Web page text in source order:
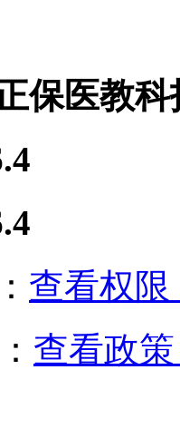
保医教
查看权限
查看政